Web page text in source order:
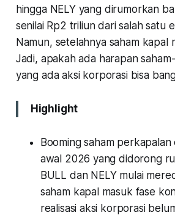
hingga NELY yang dirumorkan
senilai Rp2 triliun dari salah satu
Namun, setelahnya saham kapal
Jadi, apakah ada harapan
yang ada aksi korporasi bisa
Highlight
Booming saham
awal 2026 yang didorong
BULL dan NELY mulai
saham kapal masuk fase
realisasi aksi korporasi